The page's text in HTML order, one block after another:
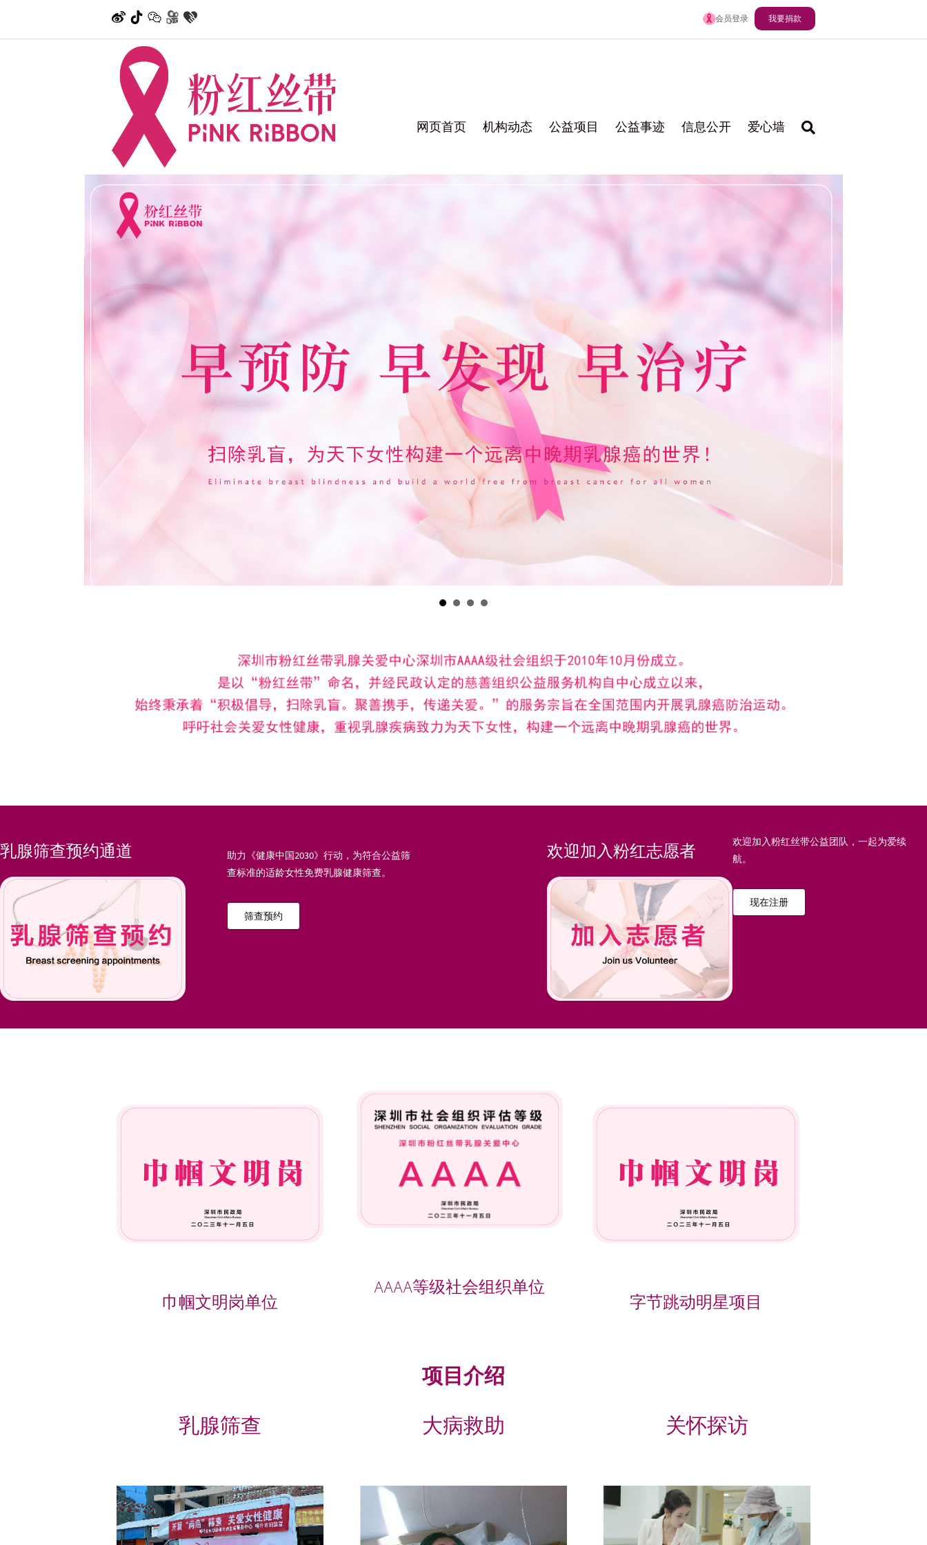
微博 抖音 公众号快手 其他 会员登录 我要捐款
网页首页 机构动态 公益项目 公益事迹 信息公开 爱心墙
乳腺筛查预约通道
助力《健康中国2030》行动，为符合公益筛
查标准的适龄女性免费乳腺健康筛查。
筛查预约
欢迎加入粉红志愿者
欢迎加入粉红丝带公益团队，一起为爱续
航。
现在注册
巾帼文明岗单位
AAAA等级社会组织单位
字节跳动明星项目
项目介绍
乳腺筛查 大病救助 关怀探访